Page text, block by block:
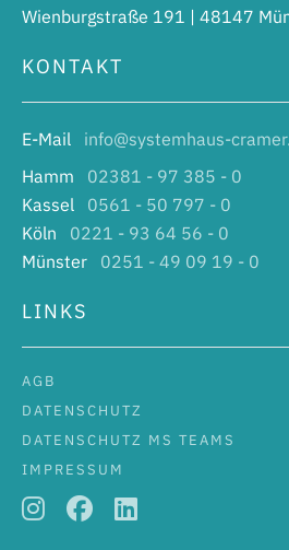
Wienburgstraße 191 | 48147
KONTAKT
E-Mail info@systemhaus-
Hamm 02381 - 97 385 - 0
Kassel 0561 - 50 797 - 0
Köln 0221 - 93 64 56 - 0
Münster 0251 - 49 09 19 - 0
LINKS
AGB
DATENSCHUTZ
DATENSCHUTZ MS TEAMS
IMPRESSUM